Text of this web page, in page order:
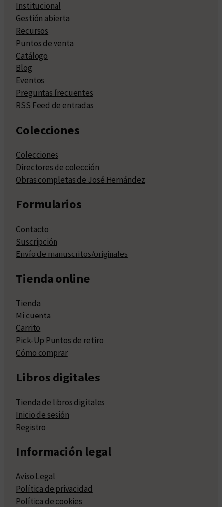
Institucional
Gestión abierta
Recursos
Puntos de venta
Catálogo
Blog
Eventos
Preguntas frecuentes
RSS Feed de entradas
Colecciones
Colecciones
Directores de colección
Obras completas de José Hernández
Formularios
Contacto
Suscripción
Envío de manuscritos/originales
Tienda online
Tienda
Mi cuenta
Carrito
Pick-Up Puntos de retiro
Cómo comprar
Libros digitales
Tienda de libros digitales
Inicio de sesión
Registro
Información legal
Aviso Legal
Política de privacidad
Política de cookies